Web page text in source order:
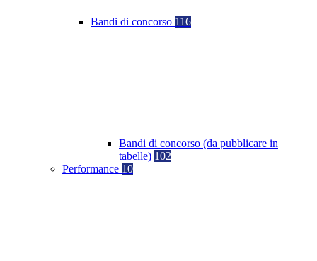
Bandi di concorso 116
Bandi di concorso (da pubblicare in
tabelle) 102
Performance 10